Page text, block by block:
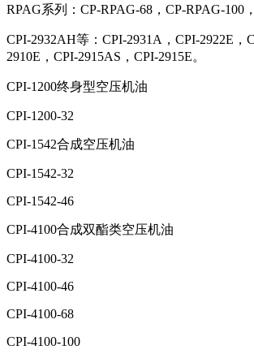
RPAG系列：CP-RPAG-68，CP-RPAG-100
CPI-2932AH等：CPI-2931A，CPI-2922E，
2910E，CPI-2915AS，CPI-2915E。
CPI-1200终身型空压机油
CPI-1200-32
CPI-1542合成空压机油
CPI-1542-32
CPI-1542-46
CPI-4100合成双酯类空压机油
CPI-4100-32
CPI-4100-46
CPI-4100-68
CPI-4100-100